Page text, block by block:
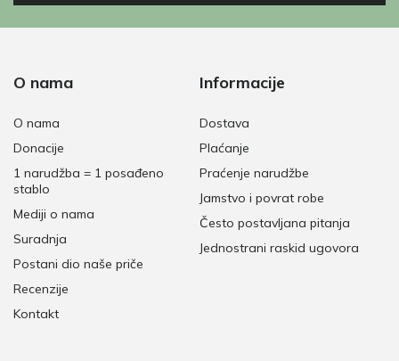
O nama
O nama
Donacije
1 narudžba = 1 posađeno
stablo
Mediji o nama
Suradnja
Postani dio naše priče
Recenzije
Kontakt
Informacije
Dostava
Plaćanje
Praćenje narudžbe
Jamstvo i povrat robe
Često postavljana pitanja
Jednostrani raskid ugovora